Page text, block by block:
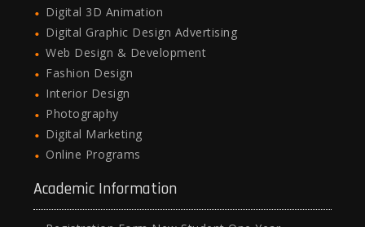
Digital 3D Animation
Digital Graphic Design Advertising
Web Design & Development
Fashion Design
Interior Design
Photography
Digital Marketing
Online Programs
Academic Information